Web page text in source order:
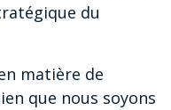
du
matière de
que nous soyons